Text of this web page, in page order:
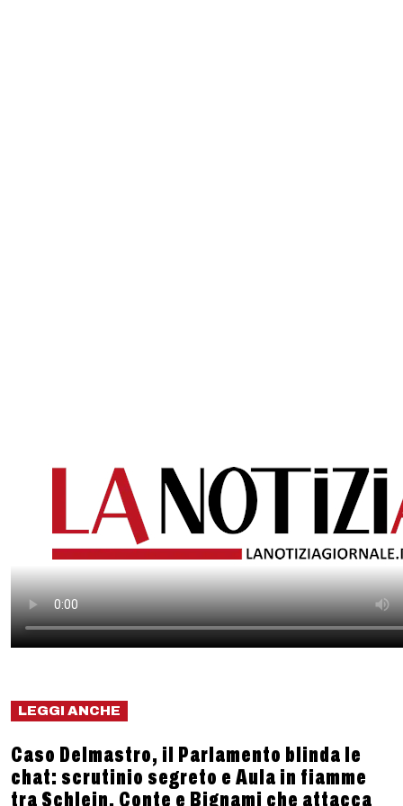
LEGGI ANCHE
Caso Delmastro, il Parlamento blinda le
chat: scrutinio segreto e Aula in fiamme
tra Schlein, Conte e Bignami che attacca